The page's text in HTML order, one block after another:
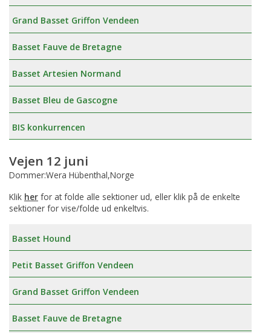
Grand Basset Griffon Vendeen
Basset Fauve de Bretagne
Basset Artesien Normand
Basset Bleu de Gascogne
BIS konkurrencen
Vejen 12 juni
Dommer:Wera Hübenthal,Norge
Klik her for at folde alle sektioner ud, eller klik på de enkelte
sektioner for vise/folde ud enkeltvis.
Basset Hound
Petit Basset Griffon Vendeen
Grand Basset Griffon Vendeen
Basset Fauve de Bretagne